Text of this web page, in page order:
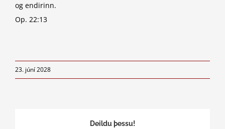
og endirinn.
Op. 22:13
23. júní 2028
Deildu þessu!